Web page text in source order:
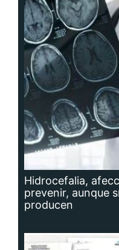
Hidrocefalia,
prevenir, aunque
producen